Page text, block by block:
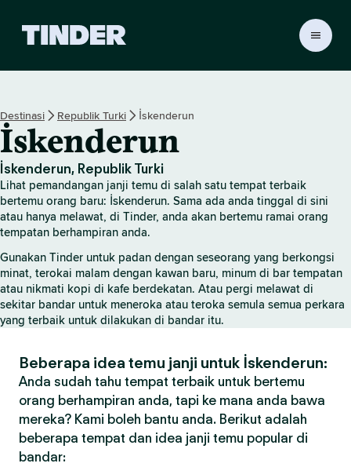
a
n
U
t
a
m
a
T
n
d
e
r
Destinasi Republik Turki İskenderun
İskenderun
İskenderun, Republik Turki
Lihat pemandangan janji temu di salah satu tempat terbaik
bertemu orang baru: İskenderun. Sama ada anda tinggal di sini
atau hanya melawat, di Tinder, anda akan bertemu ramai orang
tempatan berhampiran anda.
Gunakan Tinder untuk padan dengan seseorang yang berkongsi
minat, terokai malam dengan kawan baru, minum di bar tempatan
atau nikmati kopi di kafe berdekatan. Atau pergi melawat di
sekitar bandar untuk meneroka atau teroka semula semua perkara
yang terbaik untuk dilakukan di bandar itu.
Beberapa idea temu janji untuk İskenderun:
Anda sudah tahu tempat terbaik untuk bertemu
orang berhampiran anda, tapi ke mana anda bawa
mereka? Kami boleh bantu anda. Berikut adalah
beberapa tempat dan idea janji temu popular di
bandar: